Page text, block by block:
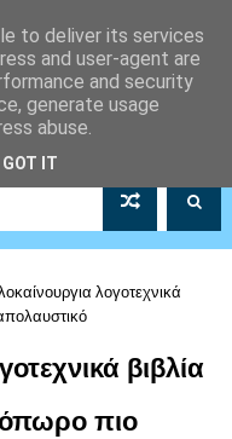
λογοτεχνικά
βιβλία
πιο
to deliver its services
and user-agent are
and security
generate usage
abuse.
GOT IT